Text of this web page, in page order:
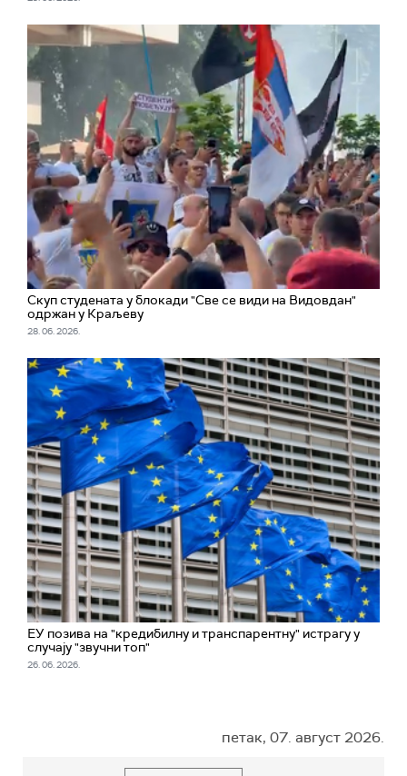
Скуп студената у блокади "Све се види на Видовдан"
одржан у Краљеву
28. 06. 2026.
ЕУ позива на "кредибилну и транспарентну" истрагу у
случају "звучни топ"
26. 06. 2026.
петак, 07. август 2026.